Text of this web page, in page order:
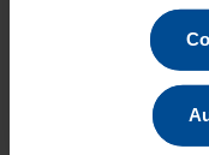
der
jetzt mitziehen, das
sagte Hainburgs
Er lobte, dass der
entlang der